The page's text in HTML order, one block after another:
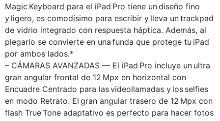
Magic Keyboard para el iPad Pro tiene un diseño fino
y ligero, es comodísimo para escribir y lleva un trackpad
de vidrio integrado con respuesta háptica. Además, al
plegarlo se convierte en una funda que protege tu iPad
por ambos lados.*
– CÁMARAS AVANZADAS — El iPad Pro incluye un ultra
gran angular frontal de 12 Mpx en horizontal con
Encuadre Centrado para las videollamadas y los selfies
en modo Retrato. El gran angular trasero de 12 Mpx con
flash True Tone adaptativo es perfecto para hacer fotos